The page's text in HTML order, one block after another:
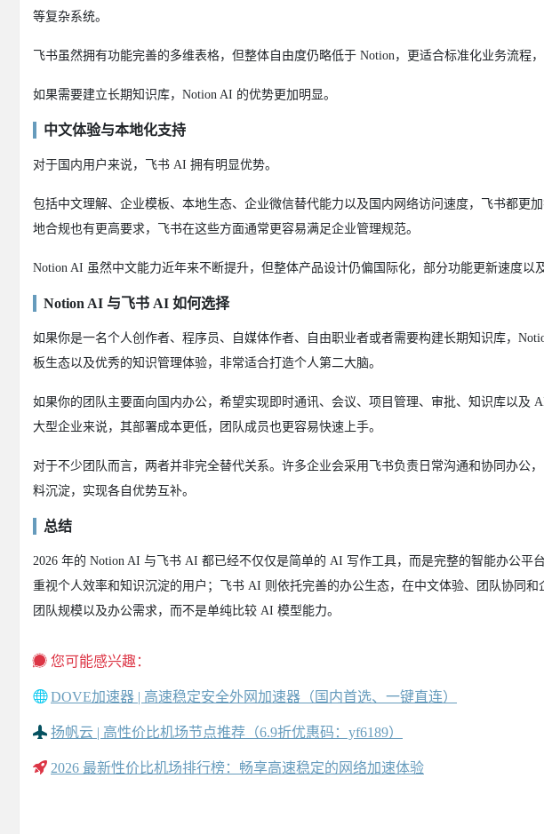
等复杂系统。
飞书虽然拥有功能完善的多维表格，但整体自由度仍略低于 Notion，更适合标准化业务流程
如果需要建立长期知识库，Notion AI 的优势更加明显。
中文体验与本地化支持
对于国内用户来说，飞书 AI 拥有明显优势。
包括中文理解、企业模板、本地生态、企业微信替代能力以及国内网络访问速度，飞书都更
地合规也有更高要求，飞书在这些方面通常更容易满足企业管理规范。
Notion AI 虽然中文能力近年来不断提升，但整体产品设计仍偏国际化，部分功能更新速度以
Notion AI 与飞书 AI 如何选择
如果你是一名个人创作者、程序员、自媒体作者、自由职业者或者需要构建长期知识库，
板生态以及优秀的知识管理体验，非常适合打造个人第二大脑。
如果你的团队主要面向国内办公，希望实现即时通讯、会议、项目管理、审批、知识库以及
大型企业来说，其部署成本更低，团队成员也更容易快速上手。
对于不少团队而言，两者并非完全替代关系。许多企业会采用飞书负责日常沟通和协同办公
料沉淀，实现各自优势互补。
总结
2026 年的 Notion AI 与飞书 AI 都已经不仅仅是简单的 AI 写作工具，而是完整的智能办公平
重视个人效率和知识沉淀的用户；飞书 AI 则依托完善的办公生态，在中文体验、团队协同和
团队规模以及办公需求，而不是单纯比较 AI 模型能力。
您可能感兴趣：
DOVE加速器 | 高速稳定安全外网加速器（国内首选、一键直连）
扬帆云 | 高性价比机场节点推荐（6.9折优惠码：yf6189）
2026 最新性价比机场排行榜：畅享高速稳定的网络加速体验